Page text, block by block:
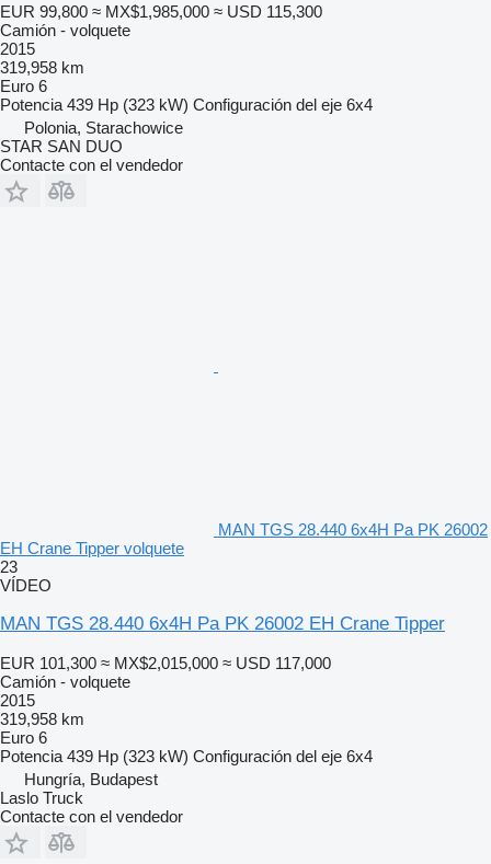
EUR 99,800 ≈ MX$1,985,000 ≈ USD 115,300
Camión - volquete
2015
319,958 km
Euro 6
Potencia 439 Hp (323 kW) Configuración del eje 6x4
Polonia, Starachowice
STAR SAN DUO
Contacte con el vendedor
MAN TGS 28.440 6x4H Pa PK 26002
EH Crane Tipper volquete
23
VÍDEO
MAN TGS 28.440 6x4H Pa PK 26002 EH Crane Tipper
EUR 101,300 ≈ MX$2,015,000 ≈ USD 117,000
Camión - volquete
2015
319,958 km
Euro 6
Potencia 439 Hp (323 kW) Configuración del eje 6x4
Hungría, Budapest
Laslo Truck
Contacte con el vendedor